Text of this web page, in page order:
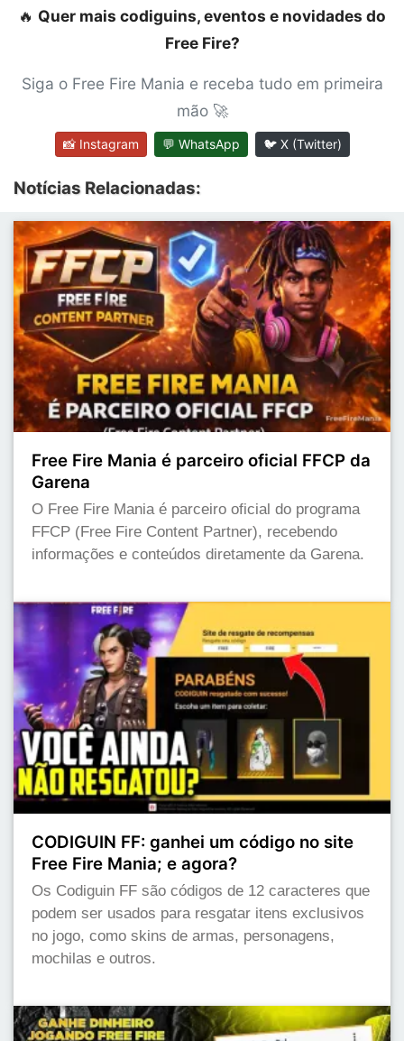
🔥 Quer mais codiguins, eventos e novidades do
Free Fire?
Siga o Free Fire Mania e receba tudo em primeira
mão 🚀
📸 Instagram 💬 WhatsApp 🐦 X (Twitter)
Notícias Relacionadas:
Free Fire Mania é parceiro oficial FFCP da
Garena
O Free Fire Mania é parceiro oficial do programa
FFCP (Free Fire Content Partner), recebendo
informações e conteúdos diretamente da Garena.
CODIGUIN FF: ganhei um código no site
Free Fire Mania; e agora?
Os Codiguin FF são códigos de 12 caracteres que
podem ser usados para resgatar itens exclusivos
no jogo, como skins de armas, personagens,
mochilas e outros.